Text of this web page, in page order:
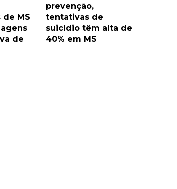
MS
de
prevenção,
tentativas de
suicídio têm alta de
40% em MS